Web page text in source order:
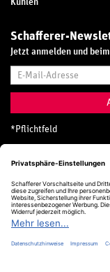
Kühlen
Schafferer-
Jetzt anmelden und
Mail-
* Pflichtfeld
Hotline
0800 20 70
Kostenlos aus dem
24 Stunden / 365 Tage